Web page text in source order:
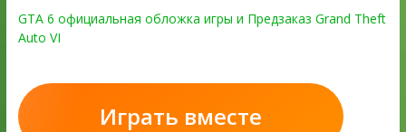
GTA 6 официальная обложка игры и Предзаказ Grand Theft
Auto VI
Играть вместе